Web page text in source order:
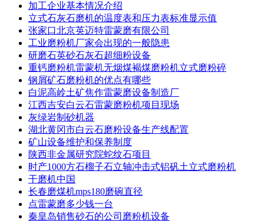
加工企业基本情况介绍
立式石灰石磨机的温度表和压力表标准显示值
张家口北京英迈特雷蒙磨有限公司
工业磨粉机厂家会出现的一般隐患
研磨石英砂石灰石超细粉设备
重钙磨粉机雷蒙机无烟煤褐煤磨粉机立式磨粉碎
钢屑矿石磨粉机的优点有哪些
白泥高岭土矿焦作雷蒙磨设备制造厂
江西吉安白云石雷蒙磨粉机项目现场
灰绿岩制砂机器
湖北黄冈市白云石磨粉设备生产线配置
矿山设备维护和保养制度
陕西非金属研究院蛇纹石项目
时产1000方石榴子石立轴冲击式铝矾土立式磨粉机
干磨机中国
长春磨煤机mps180磨碗直径
点雷蒙磨多少钱一台
秦皇岛销售砂石的公司磨粉机设备